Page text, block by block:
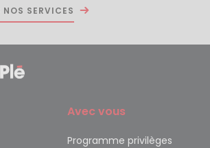
SERVICES
Avec vous
Programme privilèges